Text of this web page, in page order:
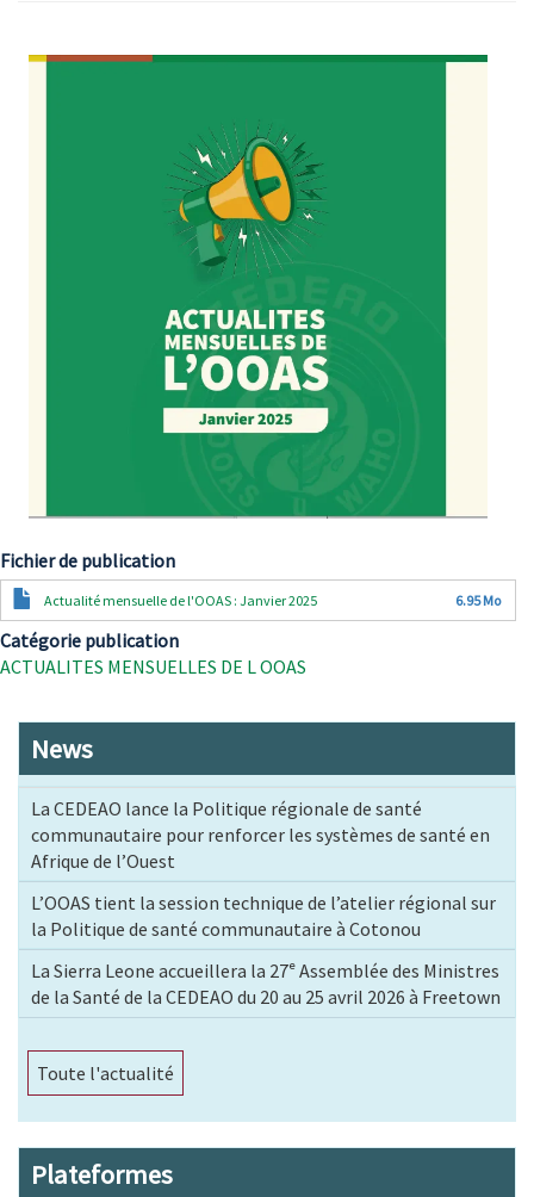
Fichier de publication
DocumentActualité mensuelle de l'OOAS : Janvier 2025 6.95 Mo
Catégorie publication
ACTUALITES MENSUELLES DE L OOAS
News
La CEDEAO lance la Politique régionale de santé
communautaire pour renforcer les systèmes de santé en
Afrique de l’Ouest
L’OOAS tient la session technique de l’atelier régional sur
la Politique de santé communautaire à Cotonou
La Sierra Leone accueillera la 27ᵉ Assemblée des Ministres
de la Santé de la CEDEAO du 20 au 25 avril 2026 à Freetown
Toute l'actualité
Plateformes